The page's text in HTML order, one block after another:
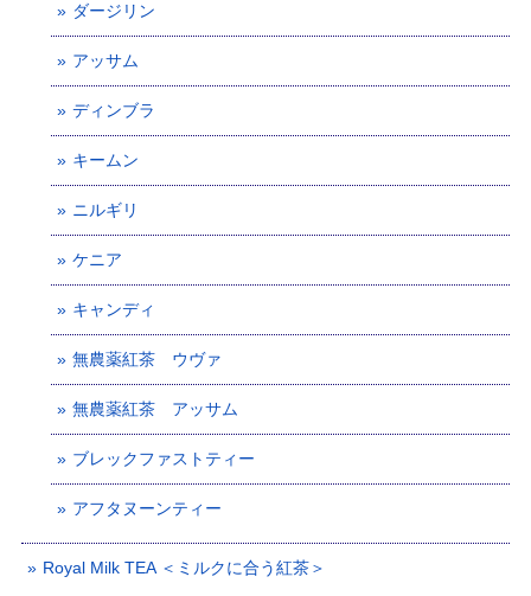
ダージリン
アッサム
ディンブラ
キームン
ニルギリ
ケニア
キャンディ
無農薬紅茶 ウヴァ
無農薬紅茶 アッサム
ブレックファストティー
アフタヌーンティー
Royal Milk TEA ＜ミルクに合う紅茶＞